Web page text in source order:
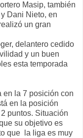
Masip, también
Dani Nieto, en
un gran
delantero cedido
y un buen
esta temporada
en la 7 posición con
en la posición
puntos. Situación
su objetivo es
que la liga es muy